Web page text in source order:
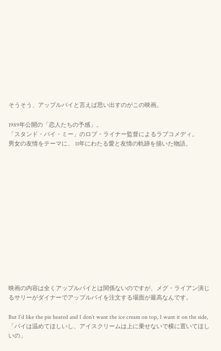
そうそう、アップルパイと言えば思い出すのがこの映画。
1989年公開の「恋人たちの予感」。
「スタンド・バイ・ミー」のロブ・ライナー監督によるラブコメディ。
男女の友情をテーマに、 11年にわたる愛と友情の軌跡を描いた物語。
映画の内容は全くアップルパイとは関係ないのですが、メグ・ライアン演じ
るサリーがダイナーでアップルパイを注文する場面が最高なんです。
But I’d like the pie heated and I don’t want the ice cream on top, I want it on the side,
「パイは温めてほしいし、アイスクリームは上に乗せないで横に置いてほし
いの」